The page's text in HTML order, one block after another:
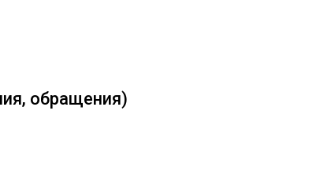
обращения)